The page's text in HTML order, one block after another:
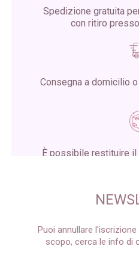
Spedizione gratuita
con ritiro
Consegna a domicilio
È possibile restituire
Puoi annullare
scopo, cerca le info di